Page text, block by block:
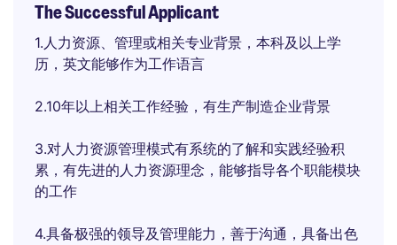
The Successful Applicant
1.人力资源、管理或相关专业背景，本科及以上学
历，英文能够作为工作语言
2.10年以上相关工作经验，有生产制造企业背景
3.对人力资源管理模式有系统的了解和实践经验积
累，有先进的人力资源理念，能够指导各个职能模块
的工作
4.具备极强的领导及管理能力，善于沟通，具备出色